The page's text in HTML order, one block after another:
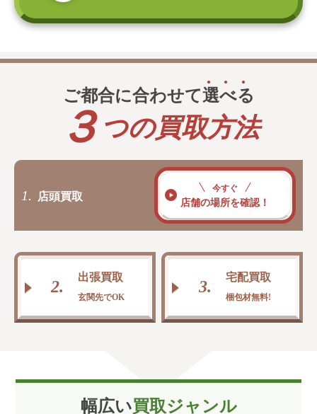
ご都合に合わせて選べる
３ つの買取方法
1. 店頭買取
今すぐ
店舗の場所を確認！
2.
出張買取
玄関先でOK
3.
宅配買取
梱包材無料!
幅広い買取ジャンル